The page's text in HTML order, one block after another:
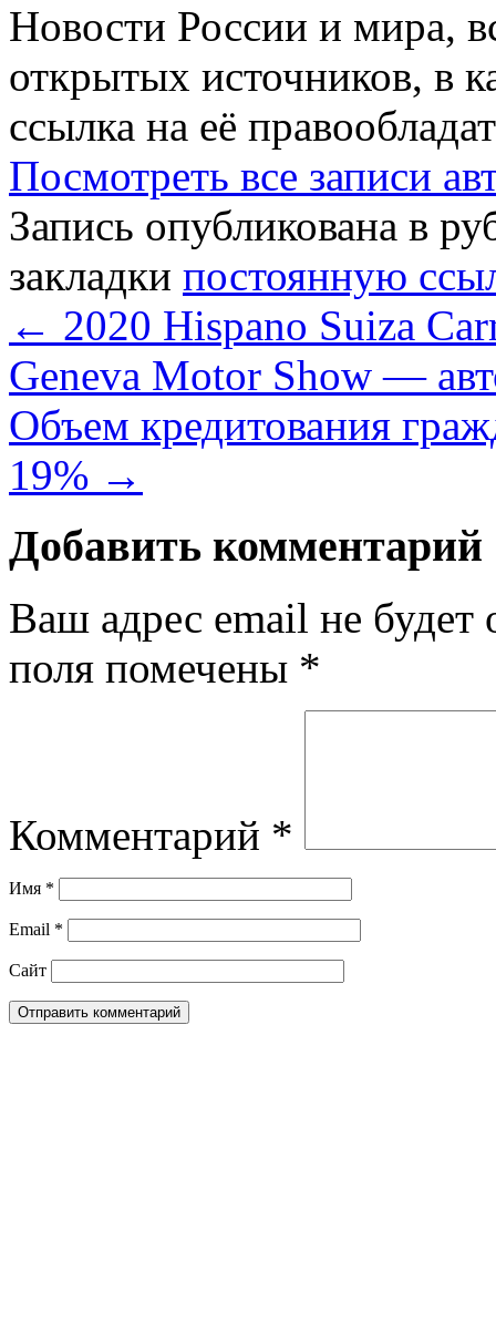
Новости России и мира,
открытых источников, в
ссылка на её
Посмотреть все записи
Запись опубликована в
закладки постоянную
← 2020 Hispano Suiza
Geneva Motor Show —
Объем кредитования
19% →
Добавить комментарий
Ваш адрес email не будет
поля помечены *
Комментарий *
Имя *
Email *
Сайт